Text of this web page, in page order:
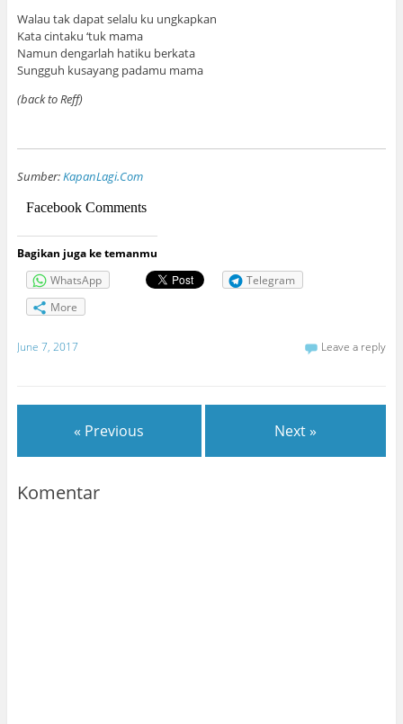
Walau tak dapat selalu ku ungkapkan
Kata cintaku ‘tuk mama
Namun dengarlah hatiku berkata
Sungguh kusayang padamu mama
(back to Reff)
Sumber:KapanLagi.Com
Facebook Comments
Bagikan juga ke temanmu
WhatsApp
Telegram
More
June 7, 2017 Leave a reply
« Previous Next »
Komentar